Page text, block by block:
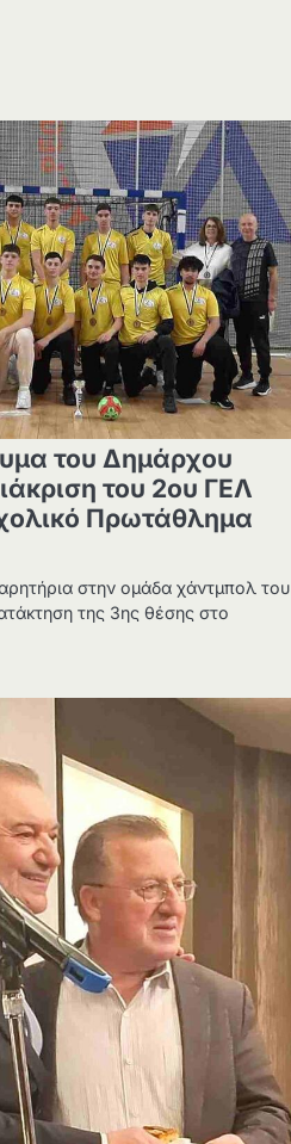
του Δημάρχου
του 2ου ΓΕΛ
Πρωτάθλημα
στην ομάδα χάντμπολ του
της 3ης θέσης στο